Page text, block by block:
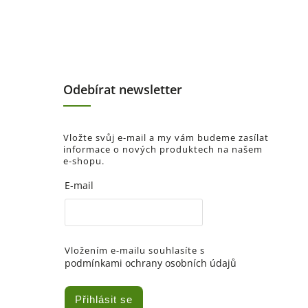
Odebírat newsletter
Vložte svůj e-mail a my vám budeme zasílat
informace o nových produktech na našem
e-shopu.
E-mail
Vložením e-mailu souhlasíte s
podmínkami ochrany osobních údajů
Přihlásit se